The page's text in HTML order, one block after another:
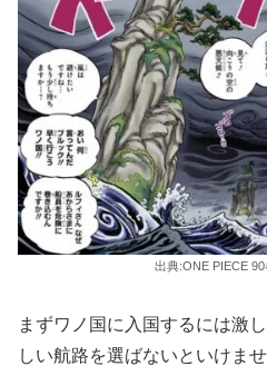
出典:ONE PIECE
まずワノ国に入国するには激
しい航路を選ばないといけませ